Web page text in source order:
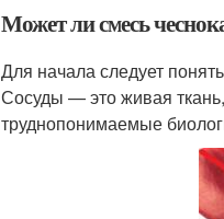
Может ли смесь
Для начала следует
Сосуды — это живая
труднопонимаемые